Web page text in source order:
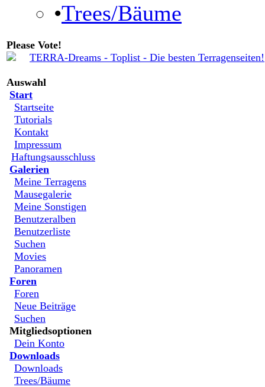
•Trees/Bäume
Please Vote!
Auswahl
Start
Startseite
Tutorials
Kontakt
Impressum
Haftungsausschluss
Galerien
Meine Terragens
Mausegalerie
Meine Sonstigen
Benutzeralben
Benutzerliste
Suchen
Movies
Panoramen
Foren
Foren
Neue Beiträge
Suchen
Mitgliedsoptionen
Dein Konto
Downloads
Downloads
Trees/Bäume